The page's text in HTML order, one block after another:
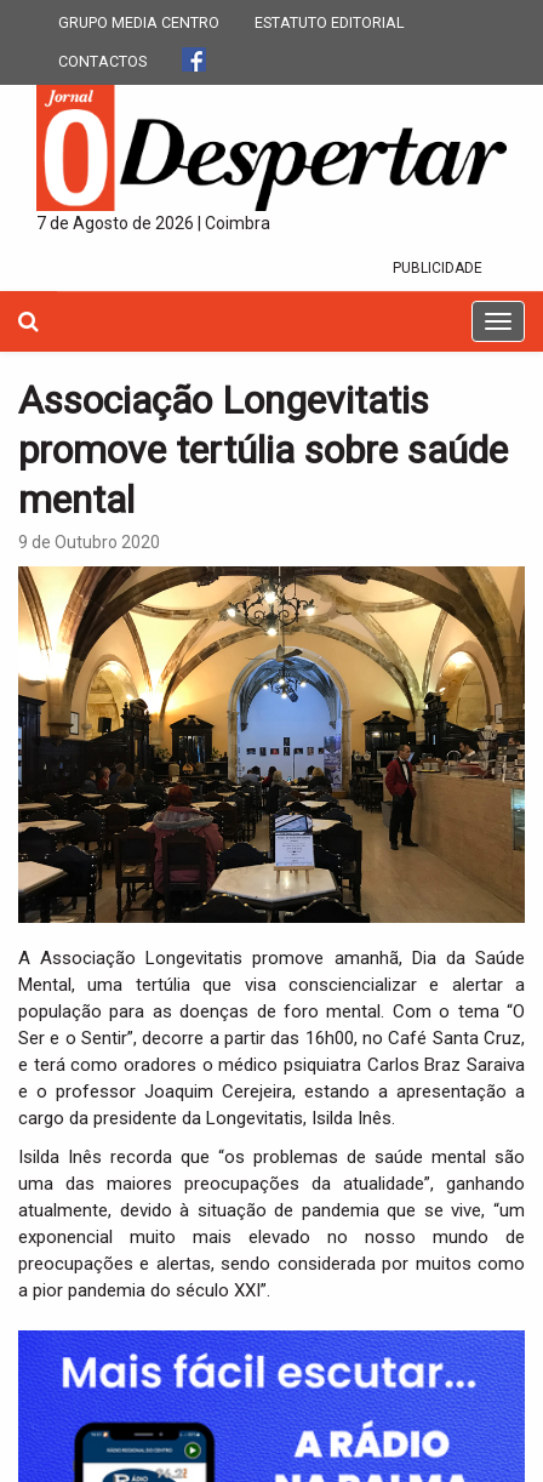
GRUPO MEDIA CENTRO ESTATUTO EDITORIAL
CONTACTOS
7 de Agosto de 2026 | Coimbra
PUBLICIDADE
T
o
e
a
t
i
o
n
Associação Longevitatis
promove tertúlia sobre saúde
mental
9 de Outubro 2020
A Associação Longevitatis promove amanhã, Dia da Saúde
Mental, uma tertúlia que visa consciencializar e alertar a
população para as doenças de foro mental. Com o tema “O
Ser e o Sentir”, decorre a partir das 16h00, no Café Santa Cruz,
e terá como oradores o médico psiquiatra Carlos Braz Saraiva
e o professor Joaquim Cerejeira, estando a apresentação a
cargo da presidente da Longevitatis, Isilda Inês.
Isilda Inês recorda que “os problemas de saúde mental são
uma das maiores preocupações da atualidade”, ganhando
atualmente, devido à situação de pandemia que se vive, “um
exponencial muito mais elevado no nosso mundo de
preocupações e alertas, sendo considerada por muitos como
a pior pandemia do século XXI”.